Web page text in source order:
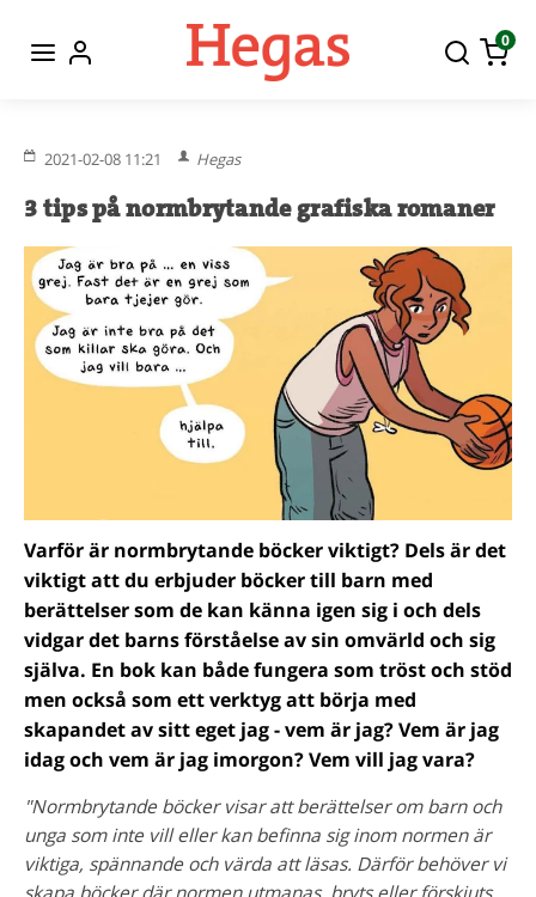
0
2021-02-08 11:21 Hegas
3 tips på normbrytande grafiska romaner
Varför är normbrytande böcker viktigt? Dels är det
viktigt att du erbjuder böcker till barn med
berättelser som de kan känna igen sig i och dels
vidgar det barns förståelse av sin omvärld och sig
själva. En bok kan både fungera som tröst och stöd
men också som ett verktyg att börja med
skapandet av sitt eget jag - vem är jag? Vem är jag
idag och vem är jag imorgon? Vem vill jag vara?
"Normbrytande böcker visar att berättelser om barn och
unga som inte vill eller kan befinna sig inom normen är
viktiga, spännande och värda att läsas. Därför behöver vi